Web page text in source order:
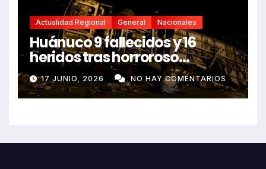
Actualidad Regional General Nacionales
Huánuco 9 fallecidos y 16
heridos tras horroroso
despiste de bus Real Chancas
que impactó contra vivienda
17 JUNIO, 2026 NO HAY COMENTARIOS